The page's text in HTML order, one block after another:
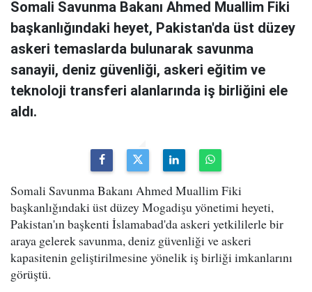
Somali Savunma Bakanı Ahmed Muallim Fiki
başkanlığındaki heyet, Pakistan'da üst düzey
askeri temaslarda bulunarak savunma
sanayii, deniz güvenliği, askeri eğitim ve
teknoloji transferi alanlarında iş birliğini ele
aldı.
Somali Savunma Bakanı Ahmed Muallim Fiki
başkanlığındaki üst düzey Mogadişu yönetimi heyeti,
Pakistan'ın başkenti İslamabad'da askeri yetkililerle bir
araya gelerek savunma, deniz güvenliği ve askeri
kapasitenin geliştirilmesine yönelik iş birliği imkanlarını
görüştü.